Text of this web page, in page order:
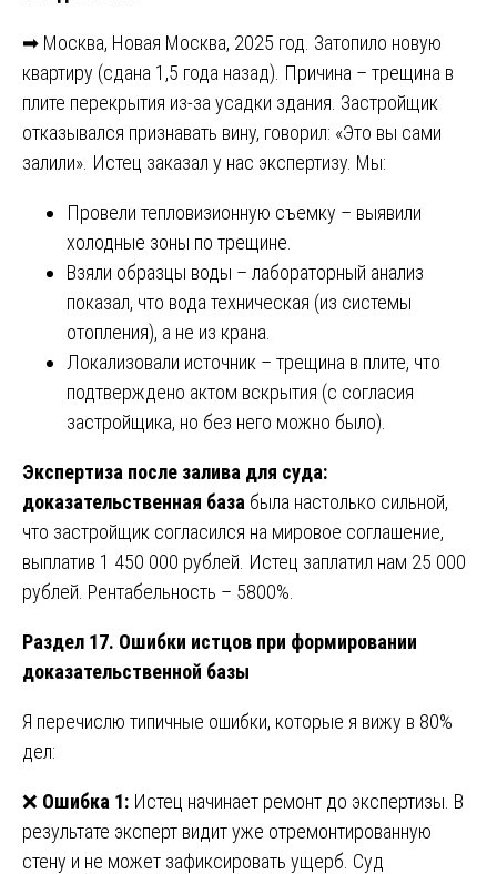
➡ Москва, Новая Москва, 2025 год. Затопило новую
квартиру (сдана 1,5 года назад). Причина – трещина в
плите перекрытия из-за усадки здания. Застройщик
отказывался признавать вину, говорил: «Это вы сами
залили». Истец заказал у нас экспертизу. Мы:
Провели тепловизионную съемку – выявили
холодные зоны по трещине.
Взяли образцы воды – лабораторный анализ
показал, что вода техническая (из системы
отопления), а не из крана.
Локализовали источник – трещина в плите, что
подтверждено актом вскрытия (с согласия
застройщика, но без него можно было).
Экспертиза после залива для суда:
доказательственная база была настолько сильной,
что застройщик согласился на мировое соглашение,
выплатив 1 450 000 рублей. Истец заплатил нам 25 000
рублей. Рентабельность – 5800%.
Раздел 17. Ошибки истцов при формировании
доказательственной базы
Я перечислю типичные ошибки, которые я вижу в 80%
дел:
❌ Ошибка 1: Истец начинает ремонт до экспертизы. В
результате эксперт видит уже отремонтированную
стену и не может зафиксировать ущерб. Суд